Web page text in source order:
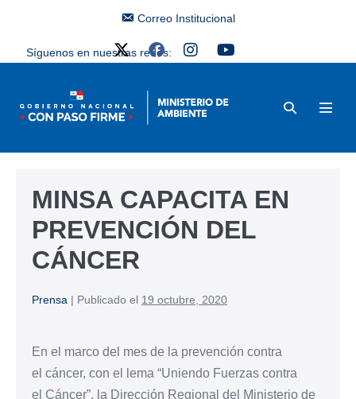
Correo Institucional
Síguenos en nuestras redes:
MINSA CAPACITA EN
PREVENCIÓN DEL
CÁNCER
Prensa | Publicado el 19 octubre, 2020
En el marco del mes de la prevención contra
el cáncer, con el lema “Uniendo Fuerzas contra
el Cáncer”, la Dirección Regional del Ministerio de